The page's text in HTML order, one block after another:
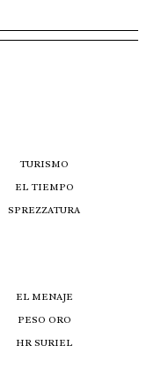
TURISMO
EL TIEMPO
SPREZZATURA
EL MENAJE
PESO ORO
HR SURIEL